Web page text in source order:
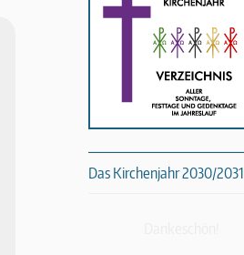
Das Kirchenjahr 2030/2031